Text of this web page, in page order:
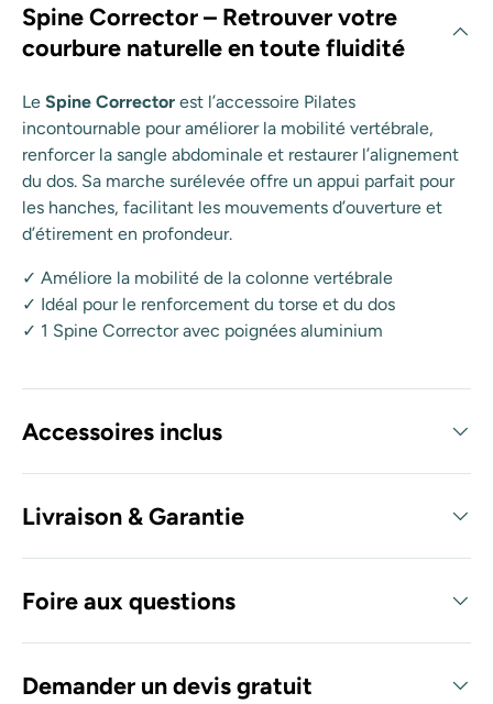
Spine Corrector – Retrouver votre
courbure naturelle en toute fluidité
Le Spine Corrector est l’accessoire Pilates
incontournable pour améliorer la mobilité vertébrale,
renforcer la sangle abdominale et restaurer l’alignement
du dos. Sa marche surélevée offre un appui parfait pour
les hanches, facilitant les mouvements d’ouverture et
d’étirement en profondeur.
✓ Améliore la mobilité de la colonne vertébrale
✓ Idéal pour le renforcement du torse et du dos
✓ 1 Spine Corrector avec poignées aluminium
Accessoires inclus
Livraison & Garantie
Foire aux questions
Demander un devis gratuit